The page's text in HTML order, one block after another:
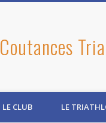
Coutances
LE CLUB LE